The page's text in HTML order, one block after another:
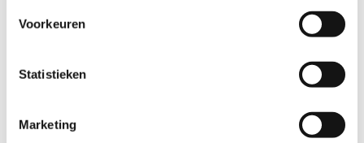
Voorkeuren
Statistieken
Marketing
Judo Club Brugge
Stuur een bericht